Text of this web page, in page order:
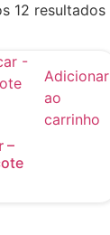
12 resultados
–
Adicionar
ao
carrinho